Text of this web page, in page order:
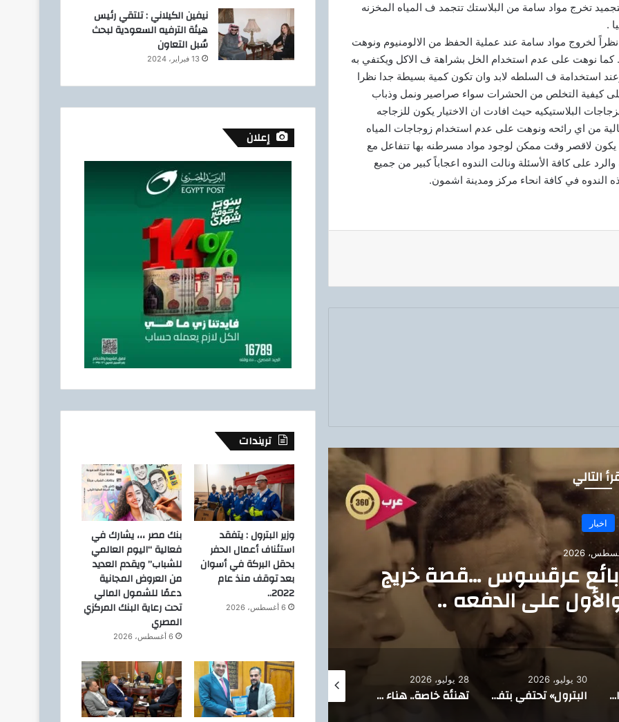
تخرج مواد سامة من البلاستك تتجمد ف المياه المخزنه
.
لخروج مواد سامة عند عملية الحفظ من الالومنيوم ونوهت
. كما نوهت على عدم استخدام الخل بشراهة ف الاكل ويكتفي به
استخدامة ف السلطه لابد وان تكون كمية بسيطة جدا نظرا
كيفية التخلص من الحشرات سواء صراصير ونمل وذباب
البلاستيكيه حيث افادت ان الاختيار يكون للزجاجه
والتي يوجد عليا طبعة برقم 5 وايضا خالية من اي رائحه ونوهت على عدم استخدام زوجاجات المياه
يكون لاقصر وقت ممكن لوجود مواد مسرطنه بها تتفاعل مع
على كافة الأسئلة ونالت الندوه اعجاباً كبير من جميع
الندوه في كافة انحاء مركز ومدينة اشمون.
التالي
اخبار
عرقسوس …قصة خريج
على الدفعه ..
2 أغسطس، 2026
خالص العزاء
خالص العزاء والمواساة ،،،
30 يوليو، 2026
البترول» تحتفي بتفوق نجل القيادي النقابي محمد صلاح السيد في الثانوية العامة
28 يوليو، 2026
تهنئة خاصة.. هناء حسيب تهنئ إيناس أحمد فهمي بثقة النادي الأهلي وزير البترول : من مركز التحكم في الشبكة القومية للغاز الطبيعي بشركة جاسكو
22 يوليو، 2026
وزير البترول : يهنئ فخامة الرئيس عبدالفتاح السيسي، رئيس الجمهورية، وإلى الشعب المصري العظيم، بمناسبة الذكرى الرابعة والسبعين لثورة الثالث والعشرين من يوليو المجيدة لعام 1952.
21 يوليو، 2026
نيفين الكيلاني : تلتقي رئيس
هيئة الترفيه السعودية لبحث
سُبل التعاون
13 فبراير، 2024
إعلان
تريندات
وزير البترول : يتفقد
استئناف أعمال الحفر
بحقل البركة في أسوان
بعد توقف منذ عام
2022..
6 أغسطس، 2026
بنك مصر ،،، يشارك في
فعالية “اليوم العالمي
للشباب” ويقدم العديد
من العروض المجانية
دعمًا للشمول المالي
تحت رعاية البنك المركزي
المصري
6 أغسطس، 2026